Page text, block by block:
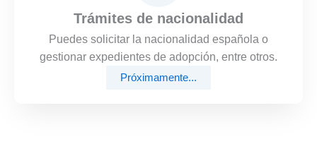
Trámites de nacionalidad
Puedes solicitar la nacionalidad española o
gestionar expedientes de adopción, entre otros.
Próximamente...